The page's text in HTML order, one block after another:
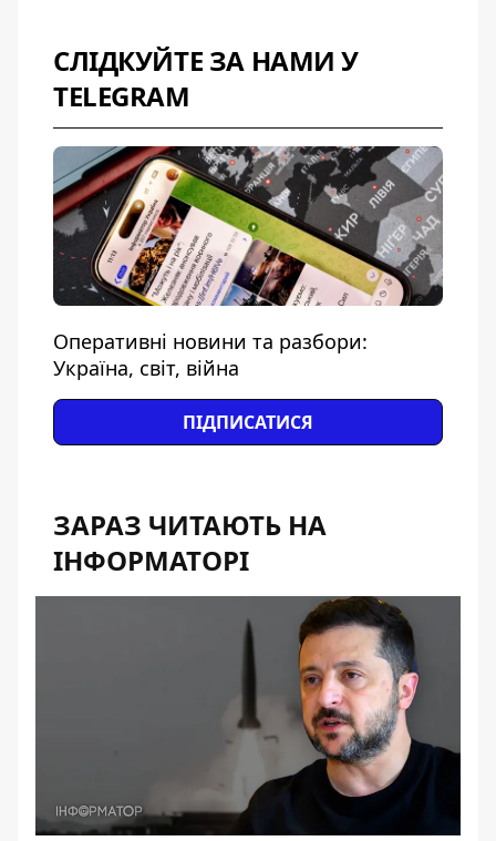
СЛІДКУЙТЕ ЗА НАМИ У
TELEGRAM
Оперативні новини та разбори:
Україна, світ, війна
ПІДПИСАТИСЯ
ЗАРАЗ ЧИТАЮТЬ НА
ІНФОРМАТОРІ